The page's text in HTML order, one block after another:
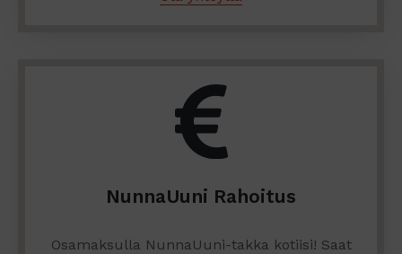
NunnaUuni Rahoitus
Osamaksulla NunnaUuni-takka kotiisi! Saat